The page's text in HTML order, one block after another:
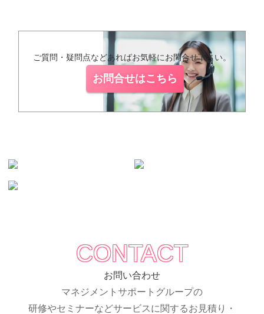
ご質問・疑問点などあればお気軽にお問合せ下さい。
お問合せはこちら
CONTACT
お問い合わせ
マネジメントサポートグループの
研修やセミナーなどサービスに関するお見積り・